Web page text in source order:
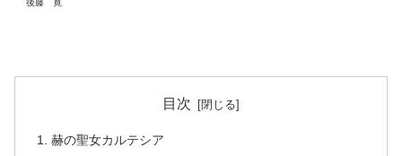
後藤 寛
目次
赫の聖女カルテシア